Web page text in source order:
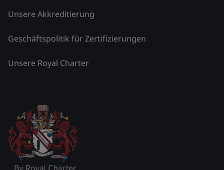
Unsere Akkreditierung
Geschäftspolitik für Zertifizierungen
Unsere Royal Charter